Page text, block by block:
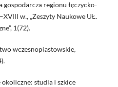
regionu łęczycko-
w., „Zeszyty Naukowe UŁ.
1(72).
wczesnopiastowskie,
studia i szkice